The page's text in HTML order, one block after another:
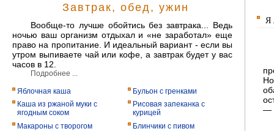
Завтрак, обед, ужин
Вообще-то лучше обойтись без завтрака... Ведь
ночью ваш организм отдыхал и «не заработал» еще
право на пропитание. И идеальный вариант - если вы
утром выпиваете чай или кофе, а завтрак будет у вас
часов в 12.
Подробнее ...
Яблочная каша
Каша из ржаной муки с
ягодным соком
Макароны с творогом
Бульон с гренками
Рисовая запеканка с
курицей
Блинчики с пивом
Я
—